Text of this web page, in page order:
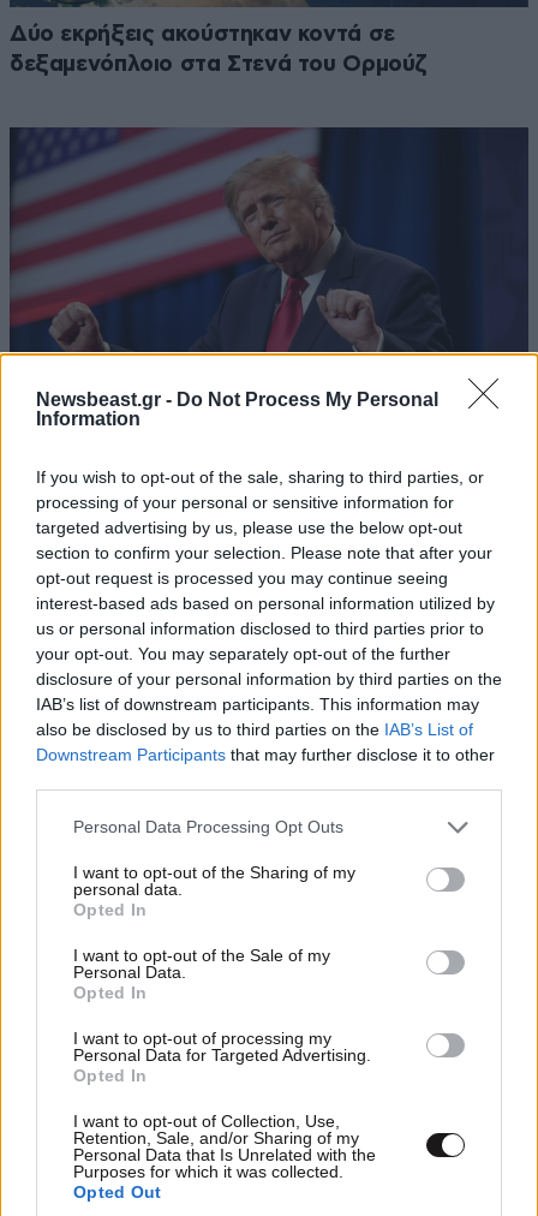
Newsbeast.gr - Do Not Process My Personal
Information
If you wish to opt-out of the sale, sharing to third parties, or
processing of your personal or sensitive information for
targeted advertising by us, please use the below opt-out
section to confirm your selection. Please note that after your
opt-out request is processed you may continue seeing
interest-based ads based on personal information utilized by
us or personal information disclosed to third parties prior to
your opt-out. You may separately opt-out of the further
disclosure of your personal information by third parties on the
IAB’s list of downstream participants. This information may
also be disclosed by us to third parties on the IAB’s List of
Downstream Participants that may further disclose it to other
Please note that this website/app uses one or more Google
not limited to your visit or usage behaviour. You may click to
grant or deny consent to Google and its third-party tags to
use your data for below specified purposes in below Google
consent section.
Personal Data Processing Opt Outs
I want to opt-out of the Sharing of my
personal data.
Opted In
I want to opt-out of the Sale of my
Personal Data.
Opted In
I want to opt-out of processing my
Personal Data for Targeted Advertising.
Opted In
I want to opt-out of Collection, Use,
Retention, Sale, and/or Sharing of my
Personal Data that Is Unrelated with the
Purposes for which it was collected.
Opted Out
Δύο εκρήξεις ακούστηκαν κοντά σε
δεξαμενόπλοιο στα Στενά του Ορμούζ
Τραμπ για Ιράν: «Είχαμε έτοιμη τη μεγαλύτερη
στρατιωτική επιχείρηση μετά τον Β΄ Παγκόσμιο
Πόλεμο»
«Μπλόκο» των ΗΠΑ στις εισαγωγές αβοκάντο
από το Μεξικό λόγω ανησυχιών για την
ασφάλεια
Ακολουθήστε τοNEWSBEASTστοGoogle News
και μάθετε πρώτοι όλες τις ειδήσεις